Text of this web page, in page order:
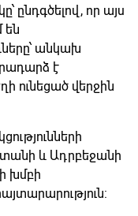
ընդգծելով, որ այս
են
անկախ
է
ունեցած վերջին
և Ադրբեջանի
խմբի